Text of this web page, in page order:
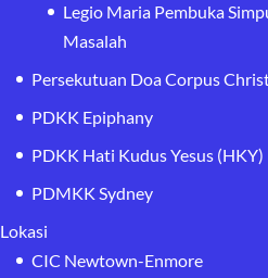
Legio Maria Pembuka
Masalah
Persekutuan Doa Corpus
PDKK Epiphany
PDKK Hati Kudus Yesus (HKY)
PDMKK Sydney
Lokasi
CIC Newtown-Enmore